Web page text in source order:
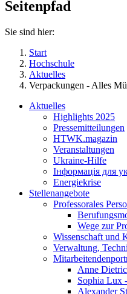
Seitenpfad
Sie sind hier:
Start
Hochschule
Aktuelles
Verpackungen - Alles
Aktuelles
Highlights 2025
Pressemitteilungen
HTWK.magazin
Veranstaltungen
Ukraine-Hilfe
Інформація для
Energiekrise
Stellenangebote
Professorales
Wege zur
Wissenschaft und
Verwaltung,
Anne
Sophia Lux
Alexander